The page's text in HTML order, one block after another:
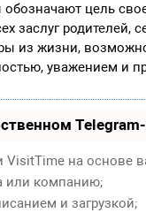
цель
заслуг
из жизни,
уважением и
на основе
или компанию;
и загрузкой;